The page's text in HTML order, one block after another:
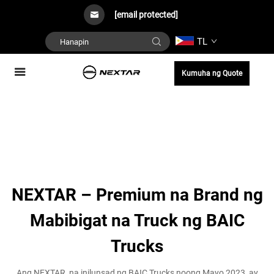
[email protected]
TL
Kumuha ng Quote
NEXTAR – Premium na Brand ng
Mabibigat na Truck ng BAIC
Trucks